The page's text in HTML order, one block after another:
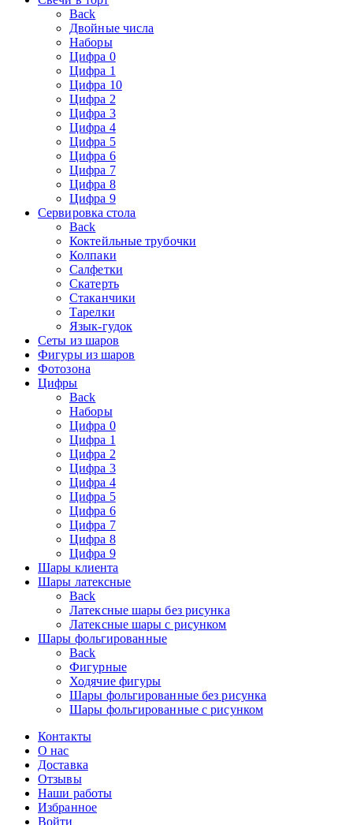
Back
Двойные числа
Наборы
Цифра 0
Цифра 1
Цифра 10
Цифра 2
Цифра 3
Цифра 4
Цифра 5
Цифра 6
Цифра 7
Цифра 8
Цифра 9
Сервировка стола
Back
Коктейльные трубочки
Колпаки
Салфетки
Скатерть
Стаканчики
Тарелки
Язык-гудок
Сеты из шаров
Фигуры из шаров
Фотозона
Цифры
Back
Наборы
Цифра 0
Цифра 1
Цифра 2
Цифра 3
Цифра 4
Цифра 5
Цифра 6
Цифра 7
Цифра 8
Цифра 9
Шары клиента
Шары латексные
Back
Латексные шары без рисунка
Латексные шары с рисунком
Шары фольгированные
Back
Фигурные
Ходячие фигуры
Шары фольгированные без рисунка
Шары фольгированные с рисунком
Контакты
О нас
Доставка
Отзывы
Наши работы
Избранное
Войти